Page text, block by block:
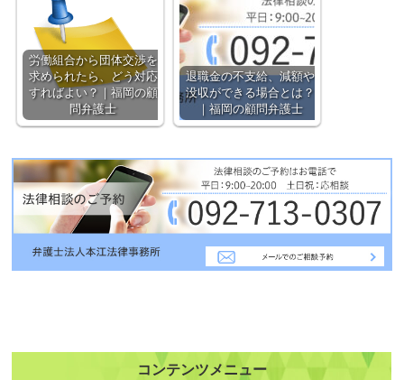
労働組合から団体交渉を
求められたら、どう対応
すればよい？｜福岡の顧
問弁護士
退職金の不支給、減額や
没収ができる場合とは？
｜福岡の顧問弁護士
コンテンツメニュー